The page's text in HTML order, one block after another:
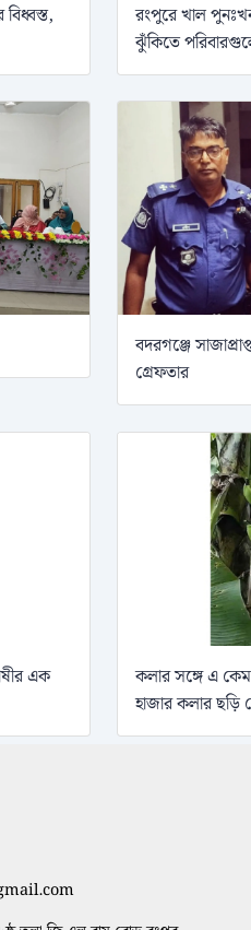
রংপুরে খাল
ঝুঁকিতে
বদরগঞ্জে
গ্রেফতার
এক
কলার সঙ্গে এ
হাজার কলার ছড়ি